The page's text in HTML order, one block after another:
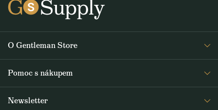
O Gentleman Store
Pomoc s nákupem
Newsletter